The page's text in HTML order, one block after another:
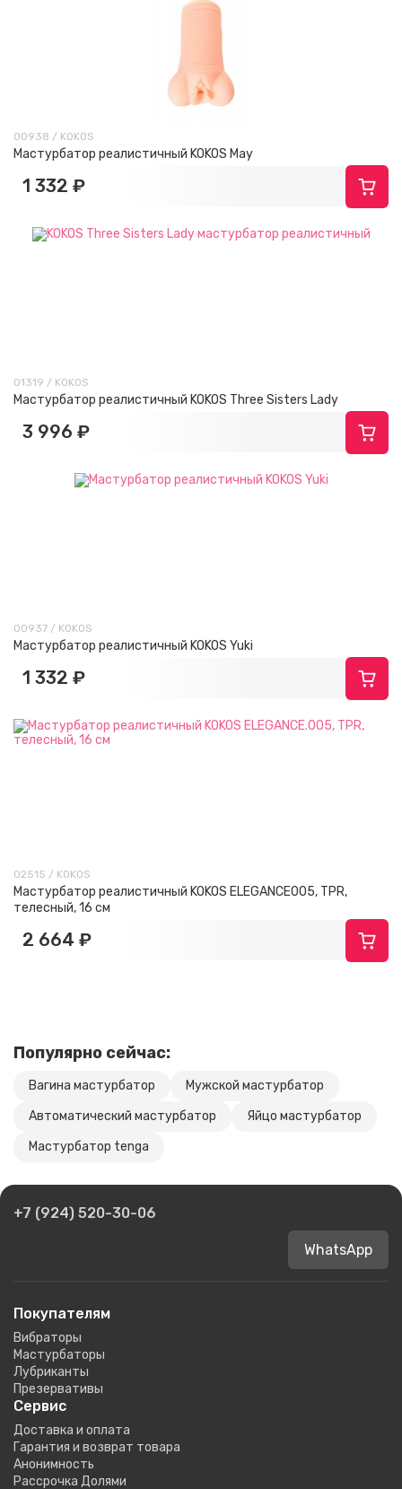
00938 / KOKOS
Мастурбатор реалистичный KOKOS May
1 332 ₽
01319 / KOKOS
Мастурбатор реалистичный KOKOS Three Sisters Lady
3 996 ₽
00937 / KOKOS
Мастурбатор реалистичный KOKOS Yuki
1 332 ₽
02515 / KOKOS
Мастурбатор реалистичный KOKOS ELEGANCE005, TPR,
телесный, 16 см
2 664 ₽
Популярно сейчас:
Вагина мастурбатор
Мужской мастурбатор
Автоматический мастурбатор
Яйцо мастурбатор
Мастурбатор tenga
+7 (924) 520-30-06
WhatsApp
Покупателям
Вибраторы
Мастурбаторы
Лубриканты
Презервативы
Сервис
Доставка и оплата
Гарантия и возврат товара
Анонимность
Рассрочка Долями